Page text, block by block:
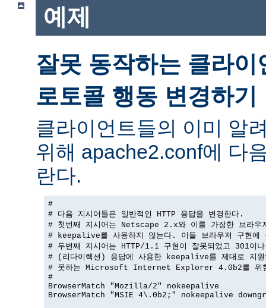
예제
잘못 동작하는 클라
로토콜 행동 변경하기
클라이언트들의 이미 알
위해 apache2.conf에 다
란다.
#
# 다음 지시어들은 일반적인 HTTP 응답을 변경한다.
# 첫번째 지시어는 Netscape 2.x와 이를 가장한 브라우
# keepalive를 사용하지 않는다. 이들 브라우저 구현에
# 두번째 지시어는 HTTP/1.1 구현이 잘못되었고 301이
# (리다이렉션) 응답에 사용한 keepalive를 제대로 지원
# 못하는 Microsoft Internet Explorer 4.0b2를 위
#
BrowserMatch "Mozilla/2" nokeepalive
BrowserMatch "MSIE 4\.0b2;" nokeepalive